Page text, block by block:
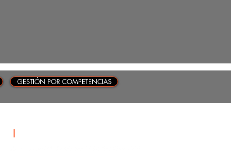
GESTIÓN POR COMPETENCIAS